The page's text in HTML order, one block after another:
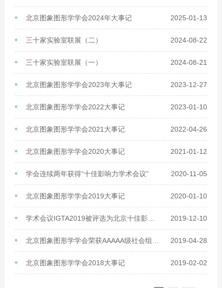
北京图象图形学学会2024年大事记 2025-01-13
三十家实验室联展（二） 2024-08-22
三十家实验室联展（一） 2024-08-21
北京图象图形学学会2023年大事记 2023-12-27
北京图象图形学学会2022大事记 2023-01-10
北京图象图形学学会2021大事记 2022-04-26
北京图象图形学学会2020大事记 2021-01-12
学会连续两年获得“十佳影响力学术会议” 2020-11-05
北京图象图形学学会2019大事记 2020-01-10
2019-12-10
2019-04-28
北京图象图形学学会2018大事记 2019-02-02